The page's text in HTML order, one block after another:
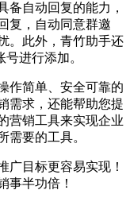
备自动回复的能力，
复，自动同意群邀
。此外，青竹助手还
进行添加。
作简单、安全可靠的
需求，还能帮助您提
营销工具来实现企业
需要的工具。
广目标更容易实现！
事半功倍！